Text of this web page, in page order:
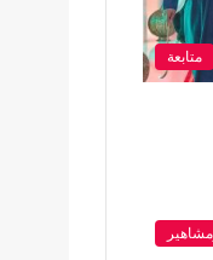
متابعة